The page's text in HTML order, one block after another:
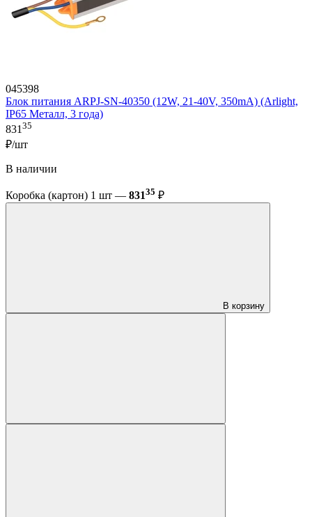
045398
Блок питания ARPJ-SN-40350 (12W, 21-40V, 350mA) (Arlight,
IP65 Металл, 3 года)
83135
₽/шт
В наличии
Коробка (картон) 1 шт — 83135 ₽
В корзину